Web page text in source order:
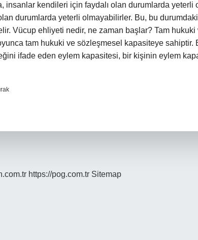
insanlar kendileri için faydalı olan durumlarda yeterli
durumlarda yeterli olmayabilirler. Bu, bu
Vücup ehliyeti nedir, ne zaman başlar? Tam
tam hukuki ve sözleşmesel kapasiteye sahiptir.
ifade eden eylem kapasitesi, bir kişinin eylem
https://pog.com.tr Sitemap